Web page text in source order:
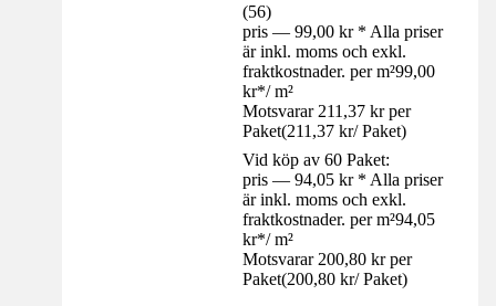
(56)
pris — 99,00 kr * Alla priser
är inkl. moms och exkl.
fraktkostnader. per m²99,00
kr*/ m²
Motsvarar 211,37 kr per
Paket(211,37 kr/ Paket)
Vid köp av 60 Paket:
pris — 94,05 kr * Alla priser
är inkl. moms och exkl.
fraktkostnader. per m²94,05
kr*/ m²
Motsvarar 200,80 kr per
Paket(200,80 kr/ Paket)